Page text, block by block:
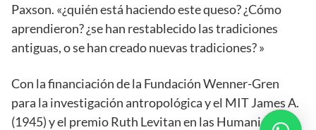
Paxson. «¿quién está haciendo este queso? ¿Cómo
aprendieron? ¿se han restablecido las tradiciones
antiguas, o se han creado nuevas tradiciones? »
Con la financiación de la Fundación Wenner-Gren
para la investigación antropológica y el MIT James A.
(1945) y el premio Ruth Levitan en las Humanidades,